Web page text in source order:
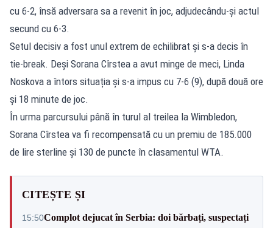
cu 6-2, însă adversara sa a revenit în joc, adjudecându-și actul
secund cu 6-3.
Setul decisiv a fost unul extrem de echilibrat și s-a decis în
tie-break. Deși Sorana Cîrstea a avut minge de meci, Linda
Noskova a întors situația și s-a impus cu 7-6 (9), după două ore
și 18 minute de joc.
În urma parcursului până în turul al treilea la Wimbledon,
Sorana Cîrstea va fi recompensată cu un premiu de 185.000
de lire sterline și 130 de puncte în clasamentul WTA.
CITEȘTE ȘI
15:50Complot dejucat în Serbia: doi bărbați, suspectați